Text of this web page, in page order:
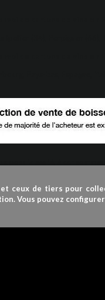
ceux de tiers pour
Vous pouvez